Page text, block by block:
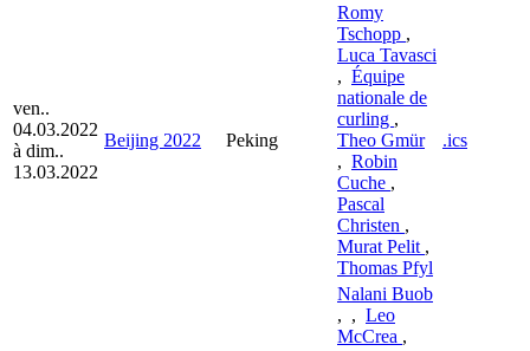
ven..
04.03.2022
à dim..
13.03.2022
Beijing 2022 Peking
Romy
Tschopp ,
Luca Tavasci
, Équipe
nationale de
curling ,
Theo Gmür
, Robin
Cuche ,
Pascal
Christen ,
Murat Pelit ,
Thomas Pfyl
.ics
Nalani Buob
, , Leo
McCrea ,